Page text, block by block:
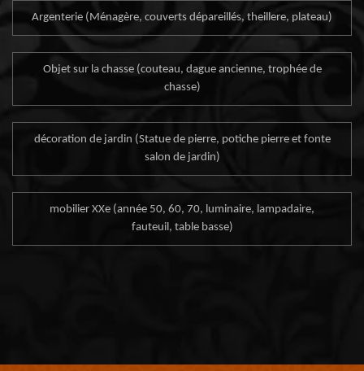
Argenterie (Ménagère, couverts dépareillés, theillere, plateau)
Objet sur la chasse (couteau, dague ancienne, trophée de
chasse)
décoration de jardin (Statue de pierre, potiche pierre et fonte
salon de jardin)
mobilier XXe (année 50, 60, 70, luminaire, lampadaire,
fauteuil, table basse)